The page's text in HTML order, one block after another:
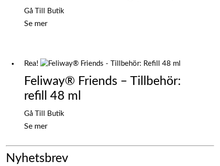
Det
ursprungliga
Det
nuvarande
Gå Till Butik
Se mer
Rea!
Feliway® Friends – Tillbehör:
refill 48 ml
Det
ursprungliga
var:
279,00 kr.
Det
nuvarande
är:
199,00 kr.
Gå Till Butik
Se mer
Nyhetsbrev